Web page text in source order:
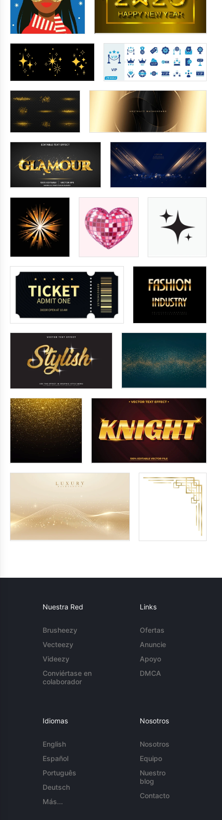
Nuestra Red
Brusheezy
Vecteezy
Videezy
Conviértase en
colaborador
Links
Ofertas
Anuncie
Apoyo
DMCA
Idiomas
English
Español
Português
Deutsch
Más...
Nosotros
Nosotros
Equipo
Nuestro
blog
Contacto